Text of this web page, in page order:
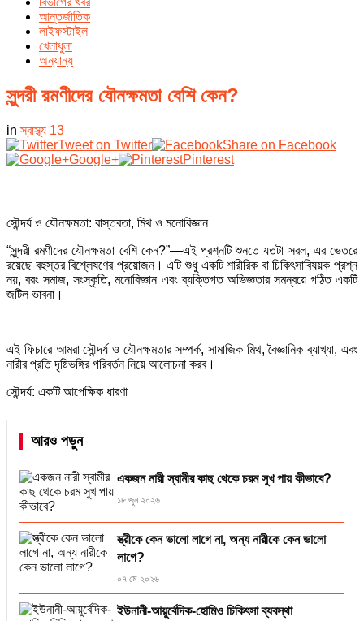
আন্তর্জাতিক
লাইফস্টাইল
খেলাধুলা
অন্যান্য
সুন্দরী রমণীদের যৌনক্ষমতা বেশি কেন?
inস্বাস্থ্য 13
Tweet on Twitter
Share on Facebook
Google+
Pinterest
সৌন্দর্য ও যৌনক্ষমতা: বাস্তবতা, মিথ ও মনোবিজ্ঞান
“সুন্দরী রমণীদের যৌনক্ষমতা বেশি কেন?”—এই প্রশ্নটি শুনতে যতটা সরল, এর ভেতরে
রয়েছে বহুস্তর বিশ্লেষণের প্রয়োজন। এটি শুধু একটি শারীরিক বা চিকিৎসাবিষয়ক প্রশ্ন
নয়, বরং সমাজ, সংস্কৃতি, মনোবিজ্ঞান এবং ব্যক্তিগত অভিজ্ঞতার সমন্বয়ে গঠিত একটি
জটিল ভাবনা।
এই ফিচারে আমরা সৌন্দর্য ও যৌনক্ষমতার সম্পর্ক, সামাজিক মিথ, বৈজ্ঞানিক ব্যাখ্যা, এবং
নারীর প্রতি দৃষ্টিভঙ্গির পরিবর্তন নিয়ে আলোচনা করব।
সৌন্দর্য: একটি আপেক্ষিক ধারণা
আরও পড়ুন
একজন নারী স্বামীর কাছ থেকে চরম সুখ পায় কীভাবে?
১৮ জুন ২০২৬
স্ত্রীকে কেন ভালো লাগে না, অন্য নারীকে কেন ভালো
লাগে?
০৭ মে ২০২৬
ইউনানী-আয়ুর্বেদিক-হোমিও চিকিৎসা ব্যবস্থা